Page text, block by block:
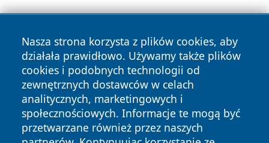
Nasza strona korzysta z plików cookies, aby
działała prawidłowo. Używamy także plików
cookies i podobnych technologii od
zewnętrznych dostawców w celach
analitycznych, marketingowych i
społecznościowych. Informacje te mogą być
przetwarzane również przez naszych
Copyright © 2026 wiadomosciplock.pl Wszystkie prawa
zastrzeżone.